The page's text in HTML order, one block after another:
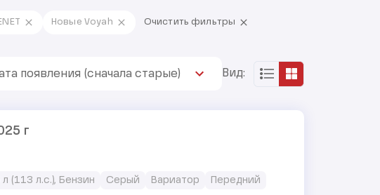
Новые Voyah Очистить фильтры
появления (сначала старые) Вид:
г
л (113 л.с.), Бензин Серый Вариатор Передний